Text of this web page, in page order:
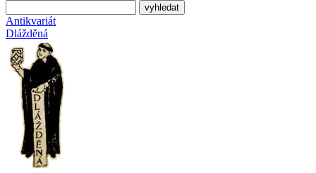
Antikvariát
Dlážděná